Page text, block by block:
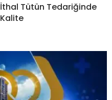
İthal Tütün Tedariğinde
Kalite